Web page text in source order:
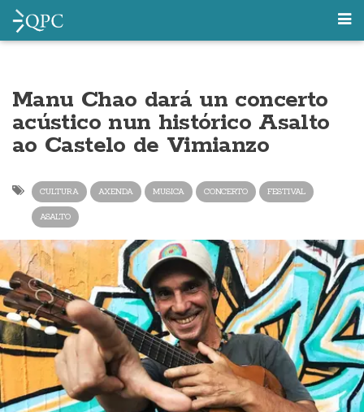
Manu Chao dará un concerto
acústico nun histórico Asalto
ao Castelo de Vimianzo
CULTURA AXENDA MUSICA CONCERTO FESTIVAL
ASALTO